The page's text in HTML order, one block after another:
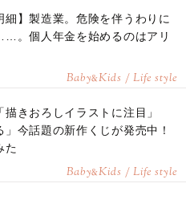
細】製造業。危険を伴うわりに
。個人年金を始めるのはアリ
Baby&Kids / Life style
描きおろしイラストに注目」
」今話題の新作くじが発売中！
た
Baby&Kids / Life style